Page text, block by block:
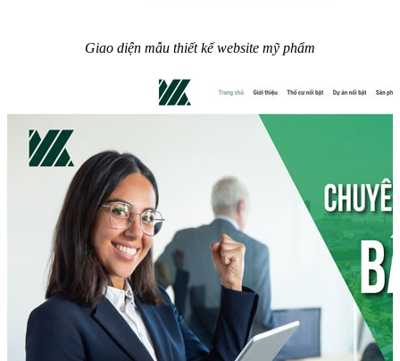
Giao diện mẫu thiết kế website mỹ phẩm